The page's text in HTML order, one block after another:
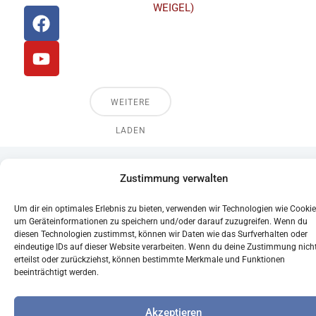
Zustimmung verwalten
Um dir ein optimales Erlebnis zu bieten, verwenden wir Technologien wie
um Geräteinformationen zu speichern und/oder darauf zuzugreifen. Wenn du
diesen Technologien zustimmst, können wir Daten wie das Surfverhalten oder
eindeutige IDs auf dieser Website verarbeiten. Wenn du deine Zustimmung
erteilst oder zurückziehst, können bestimmte Merkmale und Funktionen
beeinträchtigt werden.
Akzeptieren
F
a
c
e
Y
o
u
t
WEIGEL)
WEITERE
LADEN
Regensburg